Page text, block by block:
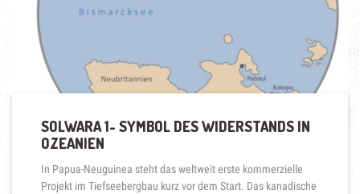
DIE
SOLWARA 1- SYMBOL DES WIDERSTANDS IN
OZEANIEN
In Papua-Neuguinea steht das weltweit erste kommerzielle
Projekt im Tiefseebergbau kurz vor dem Start. Das kanadische